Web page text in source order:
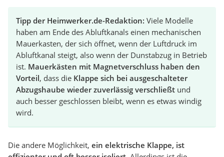
Tipp der Heimwerker.de-Redaktion: Viele Modelle
haben am Ende des Abluftkanals einen mechanischen
Mauerkasten, der sich öffnet, wenn der Luftdruck im
Abluftkanal steigt, also wenn der Dunstabzug in Betrieb
ist. Mauerkästen mit Magnetverschluss haben den
Vorteil, dass die Klappe sich bei ausgeschalteter
Abzugshaube wieder zuverlässig verschließt und
auch besser geschlossen bleibt, wenn es etwas windig
wird.
Die andere Möglichkeit, ein elektrische Klappe, ist